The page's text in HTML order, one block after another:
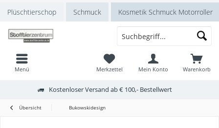
Plüschtierschop Schmuck Kosmetik Schmuck Motorroller
Menü Warenkorb
Merkzettel Mein Konto
Kostenloser Versand ab € 100,- Bestellwert
Übersicht Bukowskidesign